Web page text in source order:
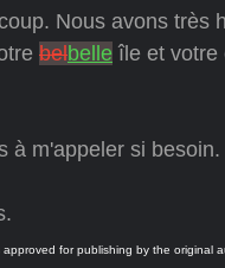
Nous avons très
belbelle île et votre
à m'appeler si besoin.
for publishing by the original